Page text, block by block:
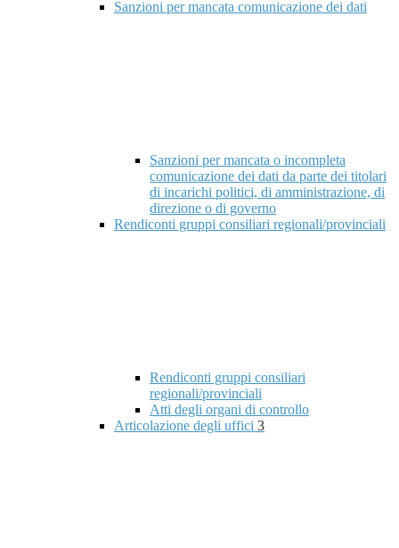
Sanzioni per mancata comunicazione dei dati
Sanzioni per mancata o incompleta
comunicazione dei dati da parte dei titolari
di incarichi politici, di amministrazione, di
direzione o di governo
Rendiconti gruppi consiliari regionali/provinciali
Rendiconti gruppi consiliari
regionali/provinciali
Atti degli organi di controllo
Articolazione degli uffici 3